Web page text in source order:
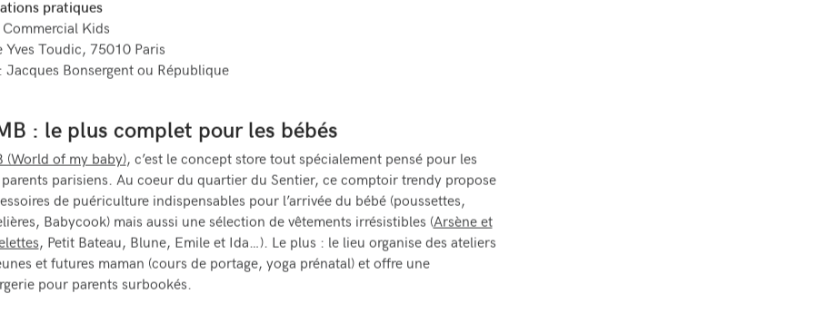
pratiques
Kids
Yves Toudic, 75010 Paris
Jacques Bonsergent ou République
: le plus complet pour les bébés
(World of my baby), c’est le concept store tout spécialement pensé pour les
parisiens. Au coeur du quartier du Sentier, ce comptoir trendy propose
de puériculture indispensables pour l’arrivée du bébé (poussettes,
Babycook) mais aussi une sélection de vêtements irrésistibles (Arsène et
, Petit Bateau, Blune, Emile et Ida…). Le plus : le lieu organise des ateliers
et futures maman (cours de portage, yoga prénatal) et offre une
pour parents surbookés.